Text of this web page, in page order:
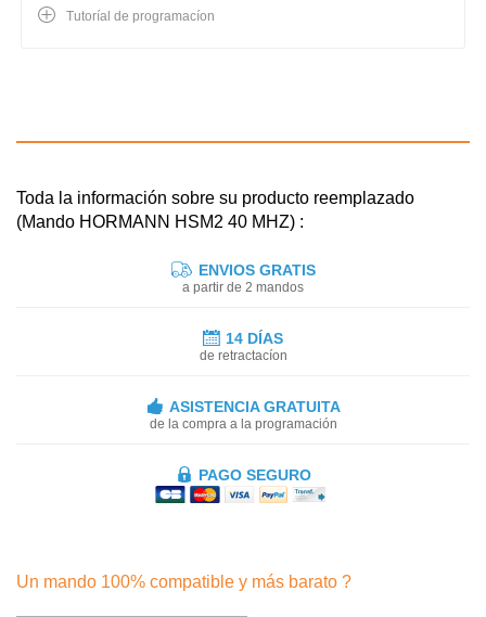
Tutoríal de programacíon
Toda la información sobre su producto reemplazado
(Mando HORMANN HSM2 40 MHZ) :
ENVIOS GRATIS
a partir de 2 mandos
14 DÍAS
de retractacíon
ASISTENCIA GRATUITA
de la compra a la programación
PAGO SEGURO
Un mando 100% compatible y más barato ?